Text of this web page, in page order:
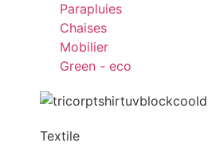
Parapluies
Chaises
Mobilier
Green - eco
Textile